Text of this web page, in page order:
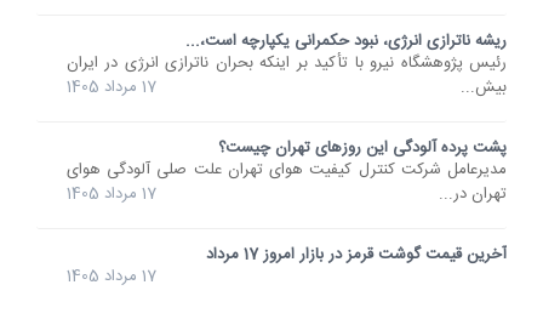
ریشه ناترازی انرژی، نبود حکمرانی یکپارچه است،...
رئیس پژوهشگاه نیرو با تأکید بر اینکه بحران ناترازی انرژی در ایران
بیش...
17 مرداد 1405
پشت پرده آلودگی این روزهای تهران چیست؟
مدیرعامل شرکت کنترل کیفیت هوای تهران علت صلی آلودگی هوای
تهران در...
17 مرداد 1405
آخرین قیمت گوشت قرمز در بازار امروز 17 مرداد
17 مرداد 1405